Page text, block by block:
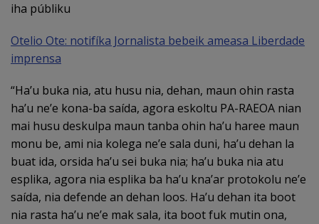
iha públiku
Otelio Ote: notifíka Jornalista bebeik ameasa Liberdade
imprensa
“Ha’u buka nia, atu husu nia, dehan, maun ohin rasta
ha’u ne’e kona-ba saída, agora eskoltu PA-RAEOA nian
mai husu deskulpa maun tanba ohin ha’u haree maun
monu be, ami nia kolega ne’e sala duni, ha’u dehan la
buat ida, orsida ha’u sei buka nia; ha’u buka nia atu
esplika, agora nia esplika ba ha’u kna’ar protokolu ne’e
saída, nia defende an dehan loos. Ha’u dehan ita boot
nia rasta ha’u ne’e mak sala, ita boot fuk mutin ona,